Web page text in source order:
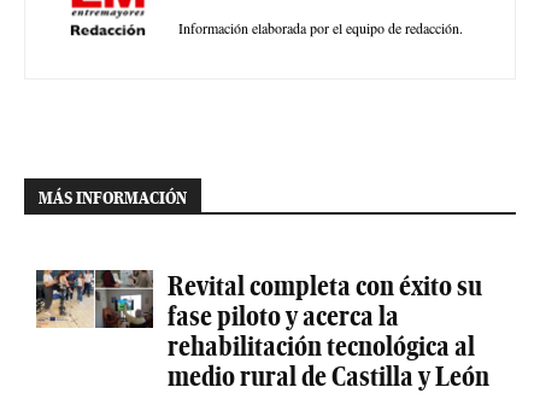
Información elaborada por el equipo de redacción.
MÁS INFORMACIÓN
Revital completa con éxito su
fase piloto y acerca la
rehabilitación tecnológica al
medio rural de Castilla y León